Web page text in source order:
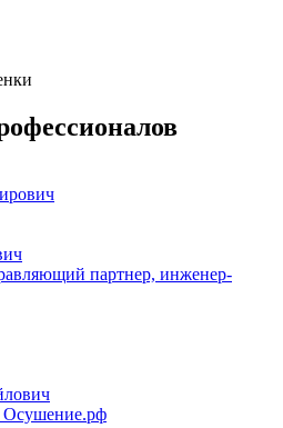
партнер, инженер-
Осушение.рф